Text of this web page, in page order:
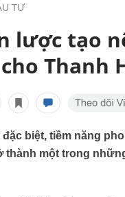
TƯ
lược tạo
Thanh
biệt, tiềm năng
một trong